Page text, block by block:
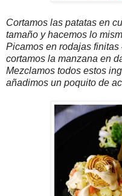
Cortamos las patatas en
tamaño y hacemos lo
Picamos en rodajas
cortamos la manzana en
Mezclamos todos estos
añadimos un poquito de